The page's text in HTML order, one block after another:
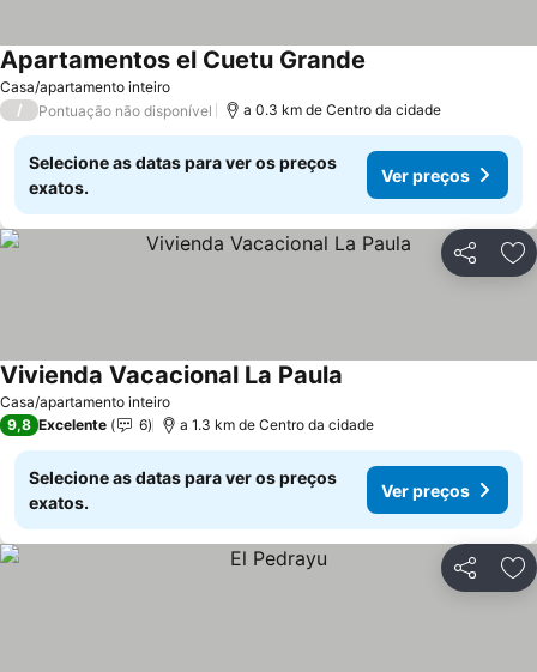
Casa/apartamento inteiro
Apartamentos el Cuetu Grande
/ Pontuação não disponível a 0.3 km de Centro da cidade
Selecione as datas para ver os preços
exatos.
Ver preços
Partilhar
Casa/apartamento inteiro
Vivienda Vacacional La Paula
9,8 Excelente 6 a 1.3 km de Centro da cidade
Selecione as datas para ver os preços
exatos.
Ver preços
Partilhar